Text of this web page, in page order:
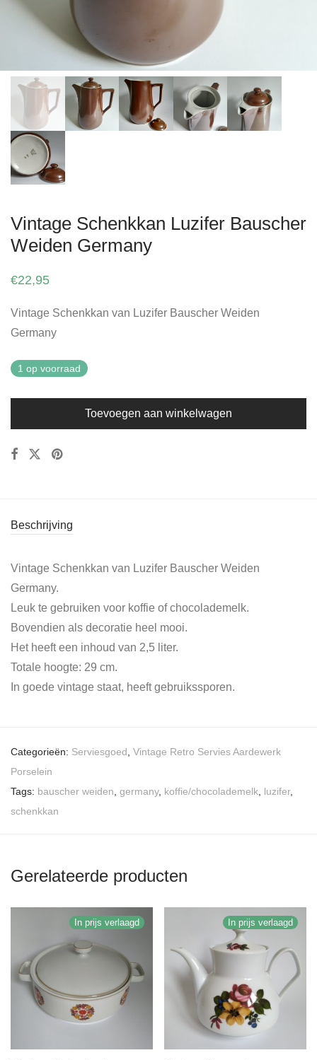
Vintage Schenkkan Luzifer Bauscher
Weiden Germany
€22,95
Vintage Schenkkan van Luzifer Bauscher Weiden
Germany
1 op voorraad
Toevoegen aan winkelwagen
Beschrijving
Vintage Schenkkan van Luzifer Bauscher Weiden
Germany.
Leuk te gebruiken voor koffie of chocolademelk.
Bovendien als decoratie heel mooi.
Het heeft een inhoud van 2,5 liter.
Totale hoogte: 29 cm.
In goede vintage staat, heeft gebruikssporen.
Categorieën: Serviesgoed Vintage Retro Servies Aardewerk
Porselein
Tags: bauscher weiden germany, koffie/chocolademelk luzifer,
schenkkan
Gerelateerde producten
In prijs verlaagd In prijs verlaagd